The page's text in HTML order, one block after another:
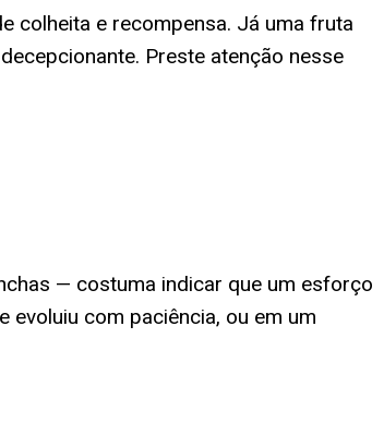
colheita e recompensa. Já uma fruta
Preste atenção nesse
— costuma indicar que um esforço
evoluiu com paciência, ou em um